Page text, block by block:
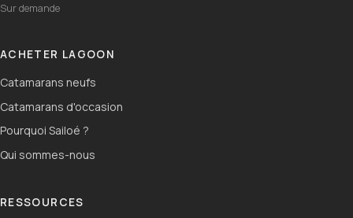
Sur demande
ACHETER LAGOON
Catamarans neufs
Catamarans d'occasion
Pourquoi Sailoé ?
Qui sommes-nous
RESSOURCES